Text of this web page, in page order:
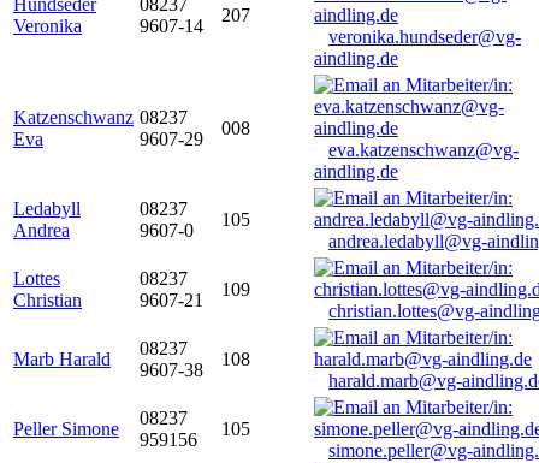
Hundseder
Veronika
08237
9607-14
207
veronika.hundseder@vg-
aindling.de
Katzenschwanz
Eva
08237
9607-29
008
eva.katzenschwanz@vg-
aindling.de
Ledabyll
Andrea
08237
9607-0
105
andrea.ledabyll@vg-
Lottes
Christian
08237
9607-21
109
christian.lottes@vg-
Marb Harald
08237
9607-38
108
harald.marb@vg-
Peller Simone
08237
959156
105
simone.peller@vg-